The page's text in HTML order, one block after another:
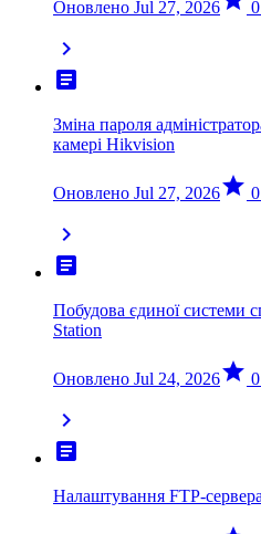
Оновлено Jul 27, 2026 0
chevron_right
article
Зміна пароля
камері Hikvision
Оновлено Jul 27, 2026star 0
chevron_right
article
Побудова єдиної системи
Station
Оновлено Jul 24, 2026star 0
chevron_right
article
Налаштування FTP-